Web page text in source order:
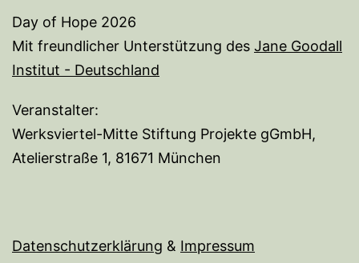
Day of Hope 2026
Mit freundlicher Unterstützung des Jane Goodall
Institut - Deutschland
Veranstalter:
Werksviertel-Mitte Stiftung Projekte gGmbH,
Atelierstraße 1, 81671 München
Datenschutzerklärung & Impressum